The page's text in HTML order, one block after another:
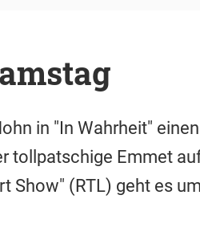
in "In Wahrheit"
tollpatschige Emmet
Show" (RTL) geht es